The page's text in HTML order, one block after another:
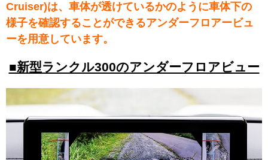
Cruiser)は、車体が透けているかのように車体下の
様子を確認することができるアンダーフロアービュ
ーを用意しています。
■新型ランクル300のアンダーフロアビュー